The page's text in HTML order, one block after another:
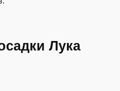
Лука